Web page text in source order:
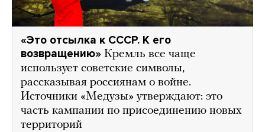
«Это отсылка к СССР. К его
возвращению» Кремль все чаще
использует советские символы,
рассказывая россиянам о войне.
Источники «Медузы» утверждают: это
часть кампании по присоединению новых
территорий